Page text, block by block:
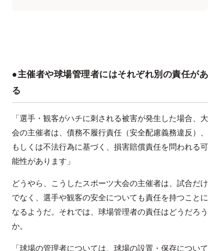
●主催者や球場管理者にはそれぞれ別の責任があ
る
「選手・観客がハチに刺される被害が発生した場合、大
会の主催者は、債務不履行責任（安全配慮義務違反）、
もしくは不法行為に基づく、損害賠償責任を問われる可
能性があります」
どうやら、こうしたスポーツ大会の主催者は、試合だけ
でなく、選手や観客の安全についても責任を持つことに
なるようだ。それでは、球場管理者の責任はどうだろう
か。
「球場の管理者については、球場の設置・保存について